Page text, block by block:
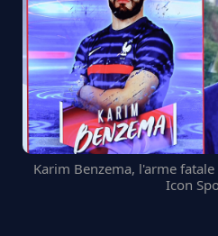
Karim Benzema, l'arme
Icon